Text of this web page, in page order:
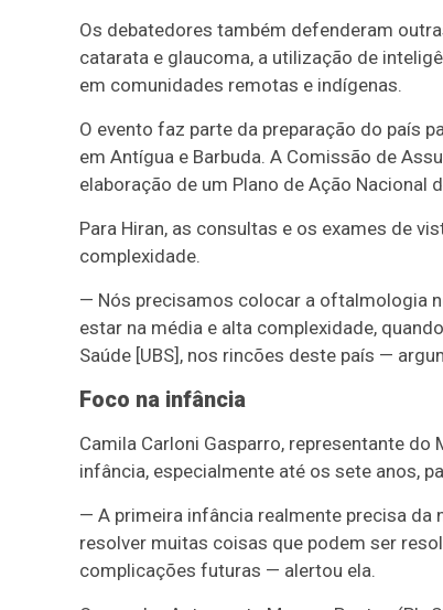
Os debatedores também defenderam
catarata e glaucoma, a utilização de
em comunidades remotas e indígenas.
O evento faz parte da preparação do país
em Antígua e Barbuda. A Comissão de
elaboração de um Plano de Ação Nacional
Para Hiran, as consultas e os exames de
complexidade.
— Nós precisamos colocar a oftalmologia
estar na média e alta complexidade,
Saúde [UBS], nos rincões deste país —
Foco na infância
Camila Carloni Gasparro, representante
infância, especialmente até os sete anos,
— A primeira infância realmente precisa da
resolver muitas coisas que podem ser
complicações futuras — alertou ela.